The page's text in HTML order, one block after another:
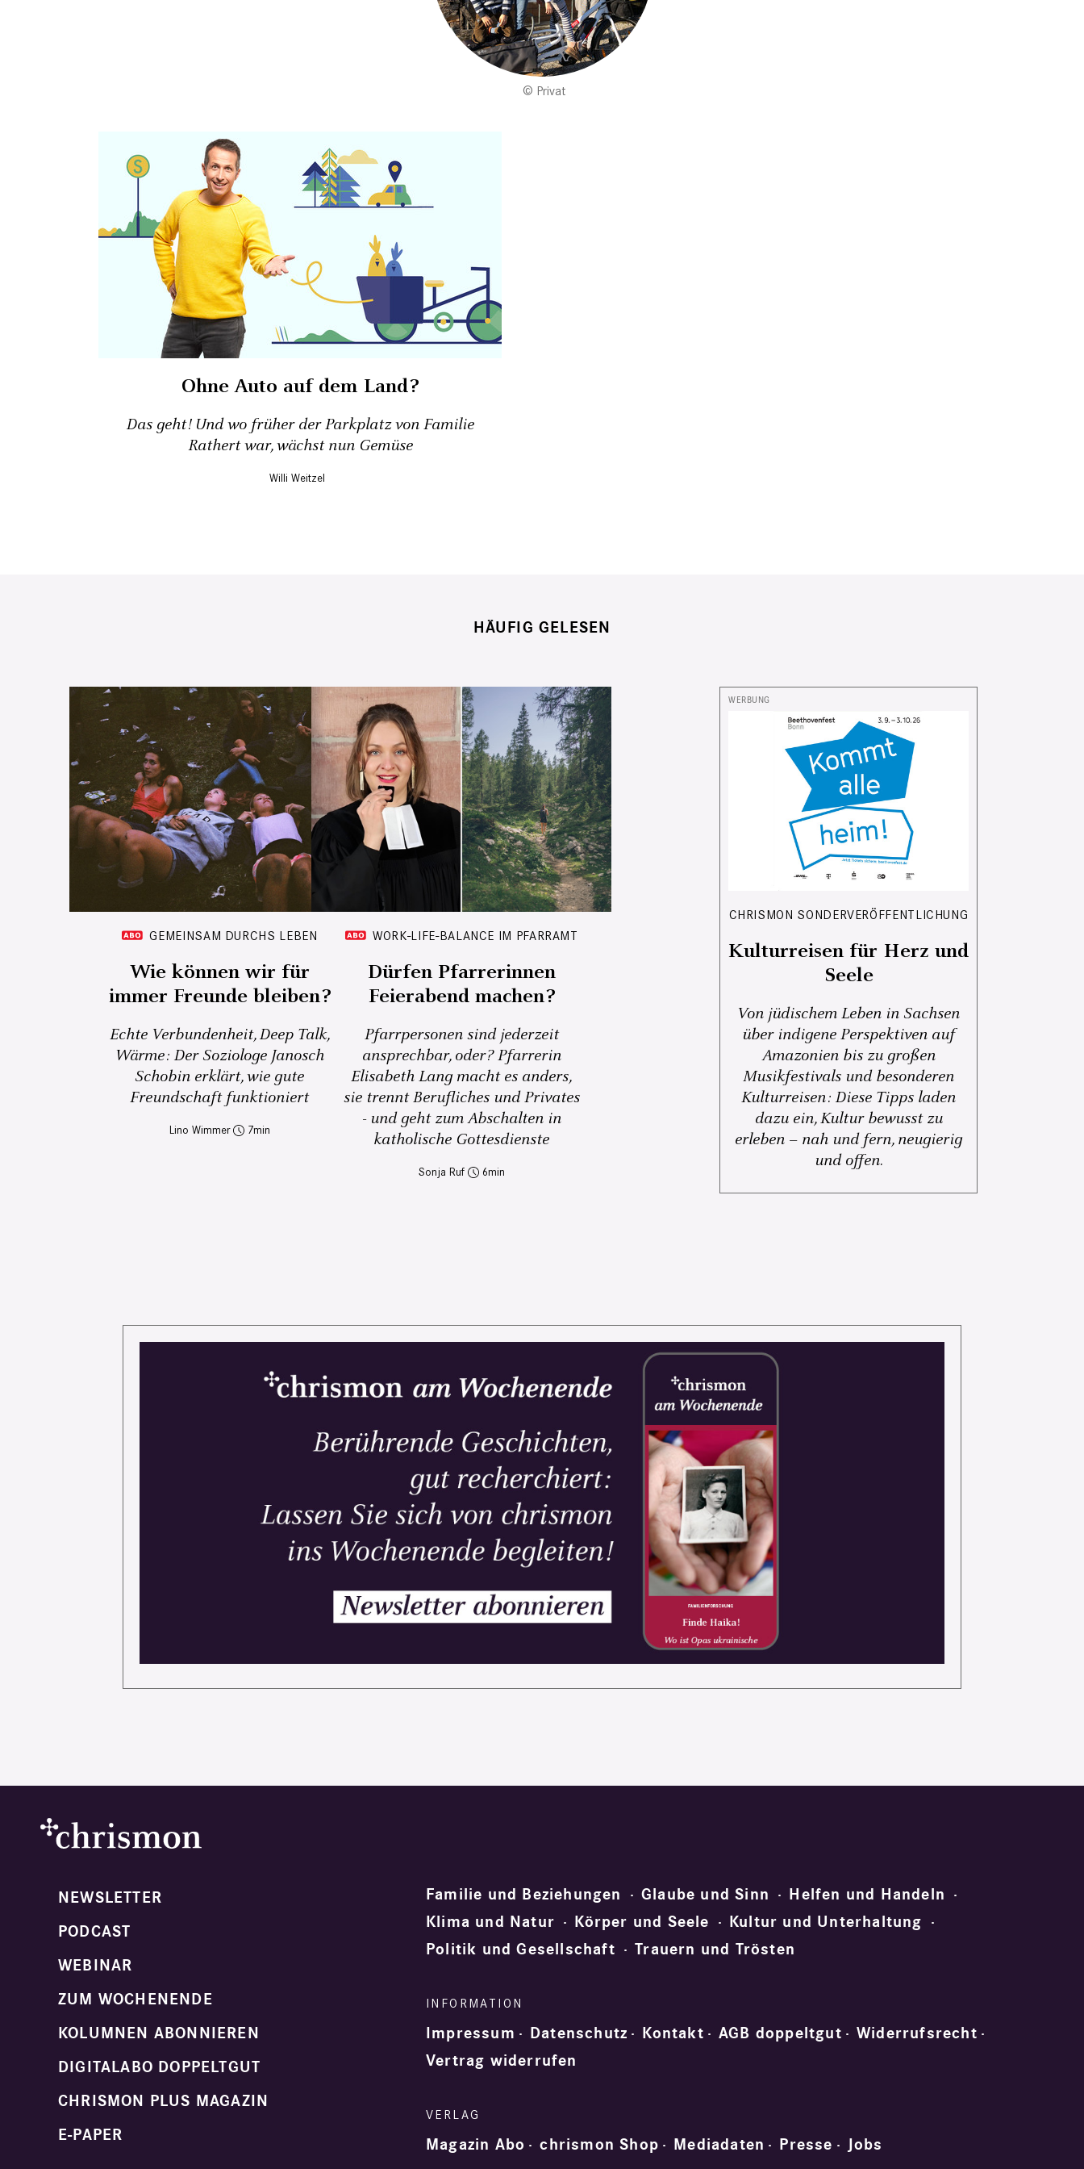
Privat
Ohne Auto auf dem Land?
Das geht! Und wo früher der Parkplatz von Familie
Rathert war, wächst nun Gemüse
Willi Weitzel
HÄUFIG GELESEN
GEMEINSAM DURCHS LEBEN
Wie können wir für
immer Freunde bleiben?
Echte Verbundenheit, Deep Talk,
Wärme: Der Soziologe Janosch
Schobin erklärt, wie gute
Freundschaft funktioniert
Lino Wimmer 7
WORK-LIFE-BALANCE IM PFARRAMT
Dürfen Pfarrerinnen
Feierabend machen?
Pfarrpersonen sind jederzeit
ansprechbar, oder? Pfarrerin
Elisabeth Lang macht es anders,
sie trennt Berufliches und Privates
- und geht zum Abschalten in
katholische Gottesdienste
Sonja Ruf 6
CHRISMON SONDERVERÖFFENTLICHUNG
Kulturreisen für Herz und
Seele
Von jüdischem Leben in Sachsen
über indigene Perspektiven auf
Amazonien bis zu großen
Musikfestivals und besonderen
Kulturreisen: Diese Tipps laden
dazu ein, Kultur bewusst zu
erleben – nah und fern, neugierig
und offen.
NEWSLETTER
PODCAST
WEBINAR
ZUM WOCHENENDE
KOLUMNEN ABONNIEREN
DIGITALABO DOPPELTGUT
CHRISMON PLUS MAGAZIN
E-PAPER
Familie und Beziehungen Glaube und Sinn
Helfen und Handeln
Klima und Natur
Körper und Seele
Kultur und Unterhaltung
Politik und Gesellschaft
Trauern und Trösten
Impressum Datenschutz Kontakt AGB doppeltgut
Widerrufsrecht
Vertrag widerrufen
Magazin Abo chrismon Shop Mediadaten Presse Jobs